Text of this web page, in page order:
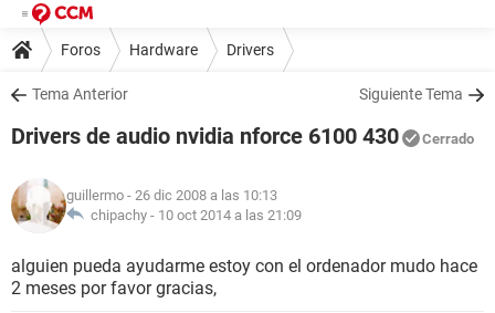
Foros Hardware Drivers
Tema Anterior Siguiente Tema
Drivers de audio nvidia nforce 6100 430 Cerrado
guillermo - 26 dic 2008 a las 10:13
chipachy - 10 oct 2014 a las 21:09
alguien pueda ayudarme estoy con el ordenador mudo hace
2 meses por favor gracias,